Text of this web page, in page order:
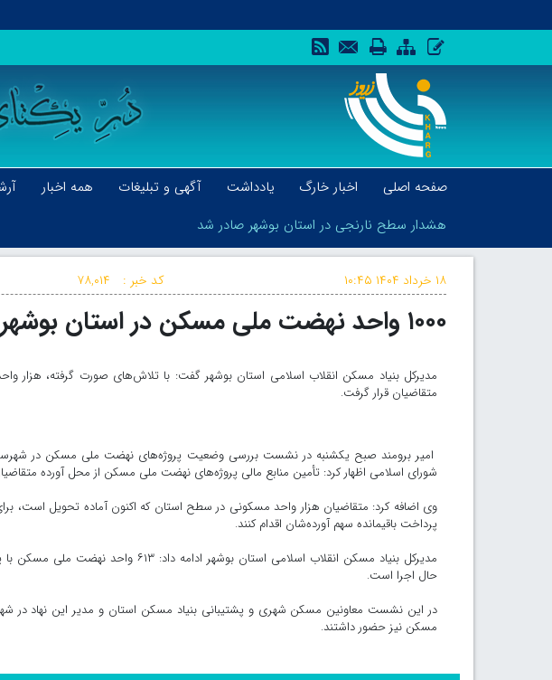
صفحه اصلی اخبار خارگ یادداشت آگهی و تبلیغات همه اخبار
هشدار سطح نارنجی در استان بوشهر صادر شد
هشدار سطح نارنجی در استان بوشهر صادر شد
کد خبر : ۷۸,۰۱۴ ۱۸ خرداد ۱۴۰۴ ۱۰:۴۵
۱۰۰۰ واحد نهضت ملی مسکن در استان بوشهر آماده تحویل شد
مدیرکل بنیاد مسکن انقلاب اسلامی استان بوشهر گفت: با تلاش‌های صورت گرفته، هزار
متقاضیان قرار گرفت.
امیر برومند صبح یکشنبه در نشست بررسی وضعیت پروژه‌های نهضت ملی مسکن در
شورای اسلامی اظهار کرد: تأمین منابع مالی پروژه‌های نهضت ملی مسکن از محل آورده
وی اضافه کرد: متقاضیان هزار واحد مسکونی در سطح استان که اکنون آماده تحویل است،
پرداخت باقیمانده سهم آورده‌شان اقدام کنند.
مدیرکل بنیاد مسکن انقلاب اسلامی استان
حال اجرا است.
در این نشست معاونین مسکن شهری و پشتیبانی بنیاد مسکن استان و مدیر این نهاد در
مسکن نیز حضور داشتند.